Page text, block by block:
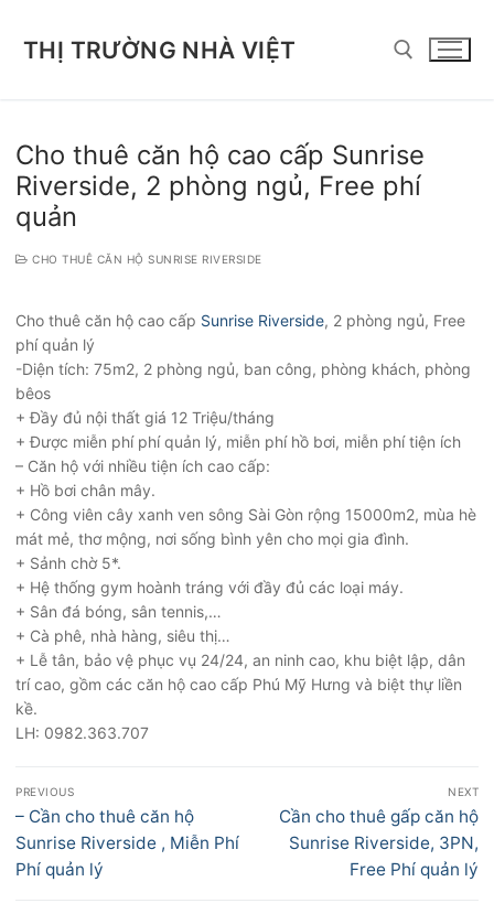
THỊ TRƯỜNG NHÀ VIỆT
Cho thuê căn hộ cao cấp Sunrise
Riverside, 2 phòng ngủ, Free phí
quản
CHO THUÊ CĂN HỘ SUNRISE RIVERSIDE
Cho thuê căn hộ cao cấp Sunrise Riverside, 2 phòng ngủ, Free
phí quản lý
-Diện tích: 75m2, 2 phòng ngủ, ban công, phòng khách, phòng
bêos
+ Đầy đủ nội thất giá 12 Triệu/tháng
+ Được miễn phí phí quản lý, miễn phí hồ bơi, miễn phí tiện ích
– Căn hộ với nhiều tiện ích cao cấp:
+ Hồ bơi chân mây.
+ Công viên cây xanh ven sông Sài Gòn rộng 15000m2, mùa hè
mát mẻ, thơ mộng, nơi sống bình yên cho mọi gia đình.
+ Sảnh chờ 5*.
+ Hệ thống gym hoành tráng với đầy đủ các loại máy.
+ Sân đá bóng, sân tennis,…
+ Cà phê, nhà hàng, siêu thị…
+ Lễ tân, bảo vệ phục vụ 24/24, an ninh cao, khu biệt lập, dân
trí cao, gồm các căn hộ cao cấp Phú Mỹ Hưng và biệt thự liền
kề.
LH: 0982.363.707
Điều
hướng
bài
viết
PREVIOUS
Previous
post:
– Cần cho thuê căn hộ
Sunrise Riverside , Miễn Phí
Phí quản lý
NEXT
Next
post:
Cần cho thuê gấp căn hộ
Sunrise Riverside, 3PN,
Free Phí quản lý